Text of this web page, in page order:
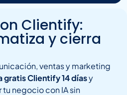
Clientify:
y cierra
ventas y marketing
gratis Clientify 14 díasy
negocio con IA sin